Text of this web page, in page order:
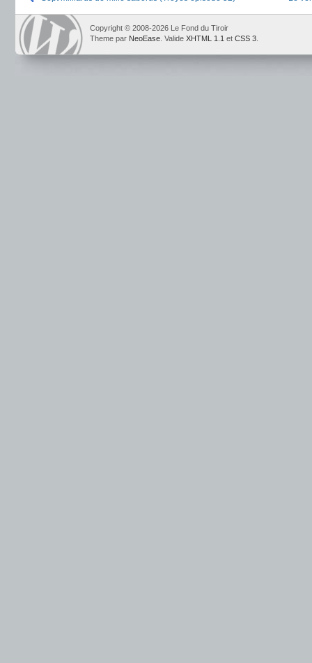
Copyright © 2008-2026 Le Fond du Tiroir
Theme par NeoEase . Valide XHTML 1.1 et CSS 3